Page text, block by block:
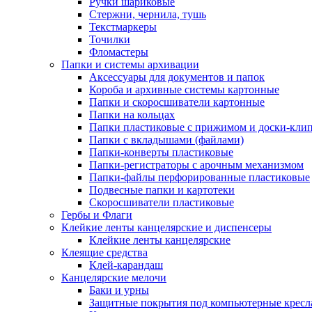
Стержни, чернила, тушь
Текстмаркеры
Точилки
Фломастеры
Папки и системы архивации
Аксессуары для документов и папок
Короба и архивные системы картонные
Папки и скоросшиватели картонные
Папки на кольцах
Папки пластиковые с прижимом и доски-
Папки с вкладышами (файлами)
Папки-конверты пластиковые
Папки-регистраторы с арочным механизмом
Папки-файлы перфорированные пластиковые
Подвесные папки и картотеки
Скоросшиватели пластиковые
Гербы и Флаги
Клейкие ленты канцелярские и диспенсеры
Клейкие ленты канцелярские
Клеящие средства
Клей-карандаш
Канцелярские мелочи
Баки и урны
Защитные покрытия под компьютерные